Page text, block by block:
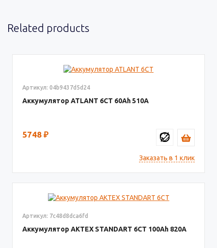
Related products
Артикул: 04b9437d5d24
Аккумулятор ATLANT 6СТ 60 510
5748 ₽
Заказать в 1 клик
Артикул: 7c48d8dca6fd
Аккумулятор AКТЕХ STANDART 6СТ 100 820